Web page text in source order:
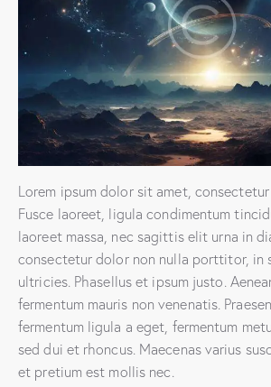
Lorem ipsum dolor sit amet,
Fusce laoreet, ligula condimentum
laoreet massa, nec sagittis elit urna in
consectetur dolor non nulla porttitor, in
ultricies. Phasellus et ipsum justo.
fermentum mauris non venenatis.
fermentum ligula a eget, fermentum
sed dui et rhoncus. Maecenas varius
et pretium est mollis nec.